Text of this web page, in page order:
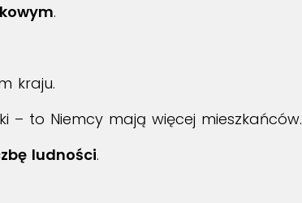
.
kraju.
– to Niemcy mają więcej mieszkańców.
ludności.